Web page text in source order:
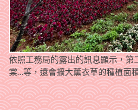
依照工務局的露出的訊息顯示，
棠…等，還會擴大薰衣草的種植面